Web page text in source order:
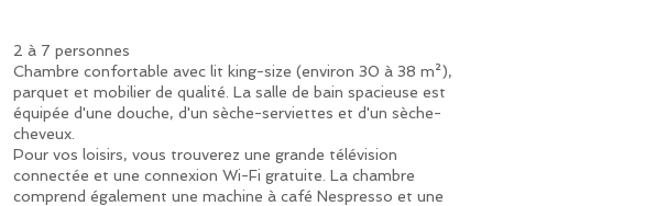
2 à 7 personnes
Chambre confortable avec lit king-size (environ 30 à 38 m²),
parquet et mobilier de qualité. La salle de bain spacieuse est
équipée d'une douche, d'un sèche-serviettes et d'un sèche-
cheveux.
Pour vos loisirs, vous trouverez une grande télévision
connectée et une connexion Wi-Fi gratuite. La chambre
comprend également une machine à café Nespresso et une